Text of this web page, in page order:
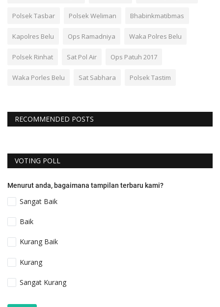
Polsek Tasbar Polsek Weliman Bhabinkmatibmas
Kapolres Belu Ops Ramadniya Waka Polres Belu
Polsek Rinhat Sat Pol Air Ops Patuh 2017
Waka Porles Belu Sat Sabhara Polsek Tastim
RECOMMENDED POSTS
VOTING POLL
Menurut anda, bagaimana tampilan terbaru kami?
Sangat Baik
Baik
Kurang Baik
Kurang
Sangat Kurang